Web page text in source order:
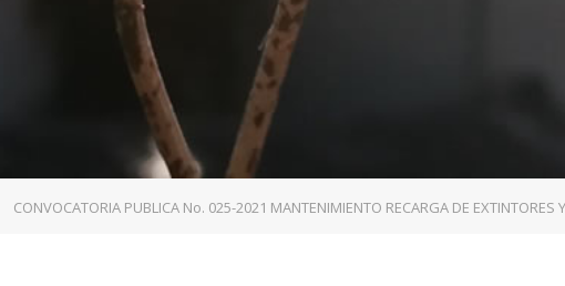
CONVOCATORIA PUBLICA No. 025-2021 MANTENIMIENTO RECARGA DE EXTINTORES